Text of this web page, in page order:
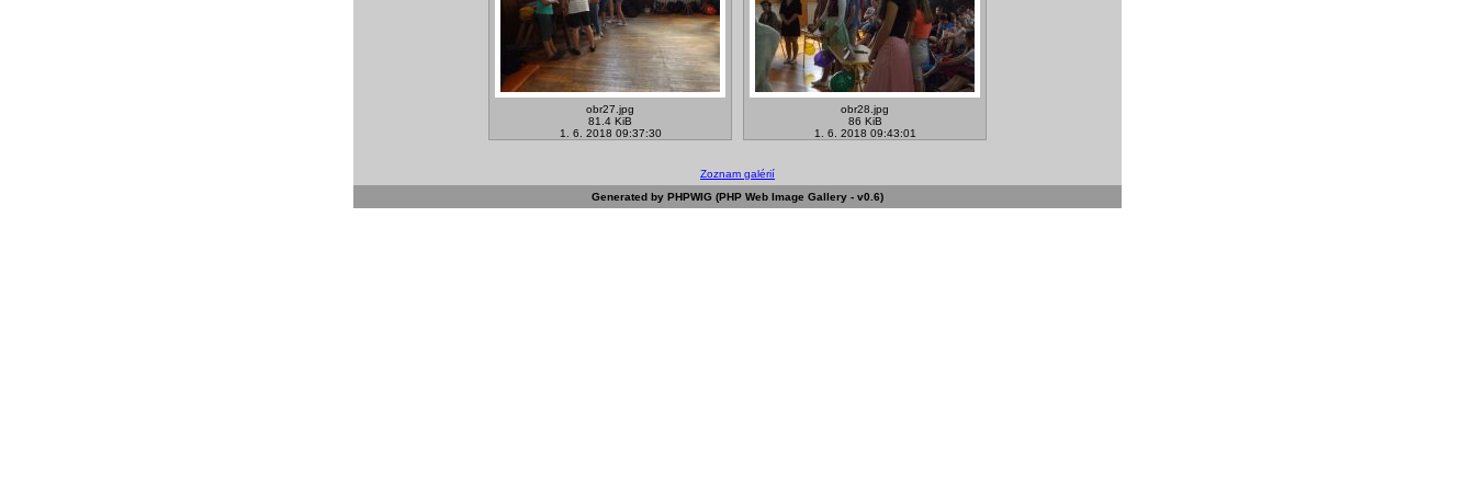
obr27.jpg
81.4 KiB
1. 6. 2018 09:37:30
obr28.jpg
86 KiB
1. 6. 2018 09:43:01
Zoznam galérií
Generated by PHPWIG (PHP Web Image Gallery - v0.6)